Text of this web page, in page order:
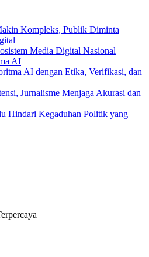
Kompleks, Publik Diminta
Media Digital Nasional
AI
AI dengan Etika, Verifikasi, dan
Jurnalisme Menjaga Akurasi dan
Hindari Kegaduhan Politik yang